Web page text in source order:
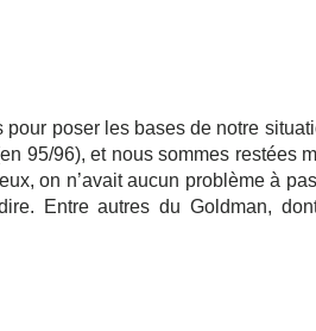
poser les bases de notre
95/96), et nous sommes restées
on n’avait aucun problème à
Entre autres du Goldman,